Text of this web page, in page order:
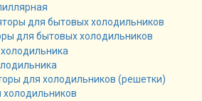
для бытовых холодильников
для холодильников (решетки)